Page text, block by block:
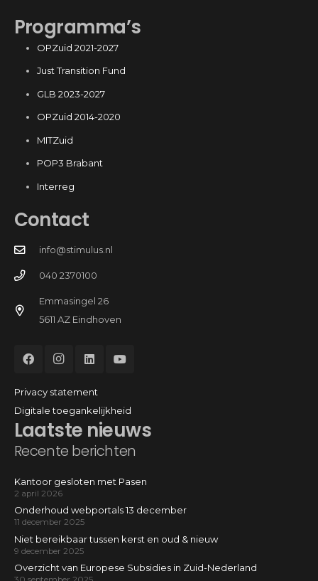
Programma’s
OPZuid 2021-2027
Just Transition Fund
GLB 2023-2027
OPZuid 2014-2020
MITZuid
POP3 Brabant
Interreg
Laatste nieuws
Recente berichten
Kantoor gesloten met Pasen
2 april 2026
Onderhoud webportals 13 december
11 december 2025
Niet bereikbaar tussen kerst en oud & nieuw
9 december 2025
Overzicht van Europese Subsidies in Zuid-Nederland
Contact
info@stimulus.nl
040 2370100
Emmasingel 26
5611 AZ Eindhoven
Privacy statement
Digitale toegankelijkheid